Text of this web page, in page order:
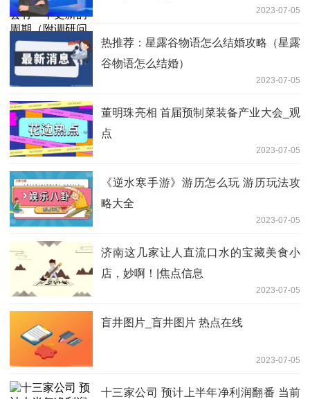
2023-07-05
热推荐：星露谷物语怎么结婚攻略（星露
谷物语怎么结婚）
2023-07-05
董明珠亮相 首届预制菜装备产业大会_观
点
2023-07-05
《逆水寒手游》游历怎么玩 游历玩法攻
略大全
2023-07-05
济南这几家让人直流口水的宝藏美食小
店，妙啊！|焦点信息
2023-07-05
盲井图片_盲井图片 热点在线
2023-07-05
十三家公司 预计上半年净利润翻番 当前